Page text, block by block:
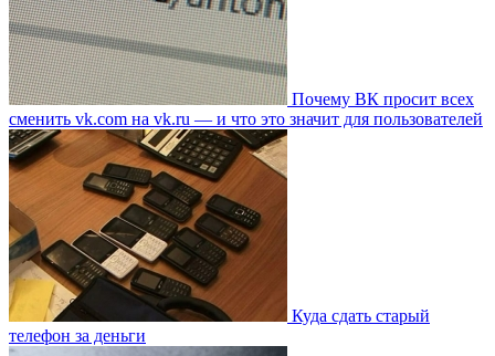
Почему ВК просит всех
сменить vk.com на vk.ru — и что это значит для пользователей
Куда сдать старый
телефон за деньги